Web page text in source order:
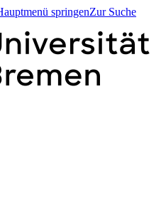
springenZur Suche